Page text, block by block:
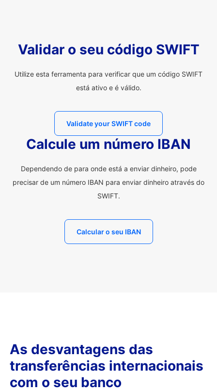
Validar o seu código SWIFT
Utilize esta ferramenta para verificar que um código SWIFT
está ativo e é válido.
Validate your SWIFT code
Calcule um número IBAN
Dependendo de para onde está a enviar dinheiro, pode
precisar de um número IBAN para enviar dinheiro através do
SWIFT.
Calcular o seu IBAN
As desvantagens das
transferências internacionais
com o seu banco